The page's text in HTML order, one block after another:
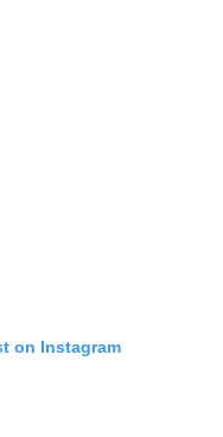
on Instagram